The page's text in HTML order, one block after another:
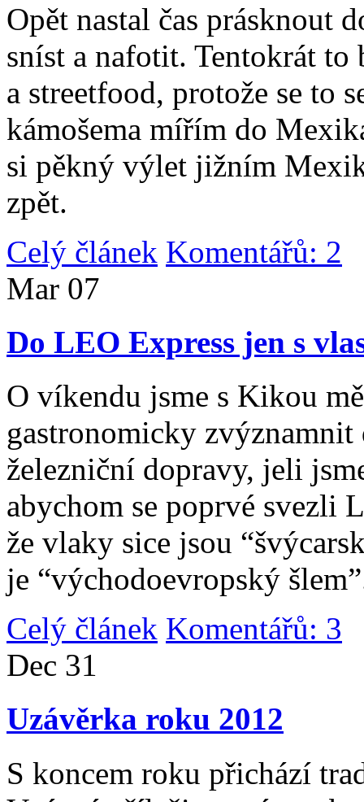
Opět nastal čas prásknout
sníst a nafotit. Tentokrát
a streetfood, protože se to
kámošema mířím do
si pěkný výlet jižním
zpět.
Celý článek Komentářů: 2
Mar 07
Do LEO Express jen s
O víkendu jsme s Kikou
gastronomicky
železniční dopravy, jeli
abychom se poprvé svezli
že vlaky sice jsou
je “východoevropský
Celý článek Komentářů: 3
Dec 31
Uzávěrka roku 2012
S koncem roku přichází